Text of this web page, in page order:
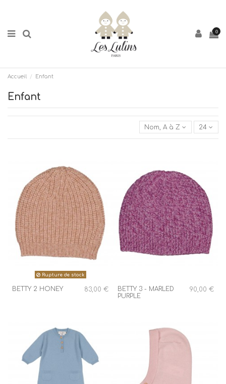
0
Accueil Enfant
Enfant
Nom, A à Z 24
Rupture de stock
BETTY 2 HONEY 83,00 €
BETTY 3 - MARLED
PURPLE
90,00 €